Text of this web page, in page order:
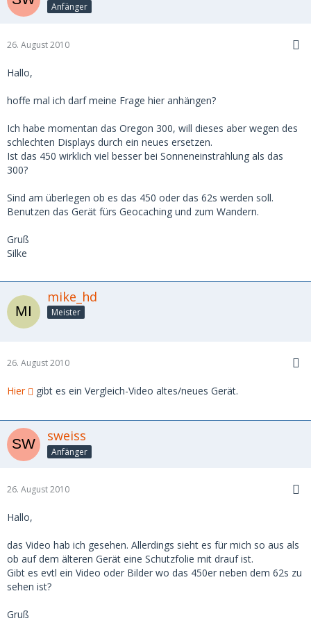
Anfänger
26. August 2010
Hallo,
hoffe mal ich darf meine Frage hier anhängen?
Ich habe momentan das Oregon 300, will dieses aber wegen des
schlechten Displays durch ein neues ersetzen.
Ist das 450 wirklich viel besser bei Sonneneinstrahlung als das
300?
Sind am überlegen ob es das 450 oder das 62s werden soll.
Benutzen das Gerät fürs Geocaching und zum Wandern.
Gruß
Silke
mike_hd
Meister
26. August 2010
Hier gibt es ein Vergleich-Video altes/neues Gerät.
sweiss
Anfänger
26. August 2010
Hallo,
das Video hab ich gesehen. Allerdings sieht es für mich so aus als
ob auf dem älteren Gerät eine Schutzfolie mit drauf ist.
Gibt es evtl ein Video oder Bilder wo das 450er neben dem 62s zu
sehen ist?
Gruß